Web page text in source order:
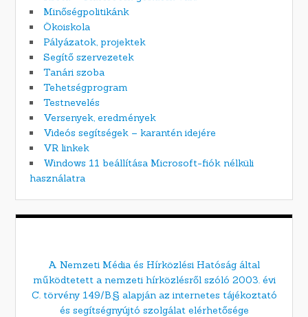
Minőségpolitikánk
Ökoiskola
Pályázatok, projektek
Segítő szervezetek
Tanári szoba
Tehetségprogram
Testnevelés
Versenyek, eredmények
Videós segítségek – karantén idejére
VR linkek
Windows 11 beállítása Microsoft-fiók nélküli
használatra
A Nemzeti Média és Hírközlési Hatóság által
működtetett a nemzeti hírközlésről szóló 2003. évi
C. törvény 149/B.§ alapján az internetes tájékoztató
és segítségnyújtó szolgálat elérhetősége